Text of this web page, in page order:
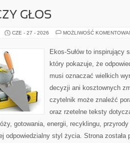
GŁOS
CZE - 27 - 2026 MOŻLIWOŚĆ
Ekos-Sułów to inspirujący
który pokazuje, że
musi oznaczać wielkich
decyzji ani kosztownych
czytelnik może znaleźć
oraz rzetelne teksty
gotowania, energii, recyklingu,
odpowiedzialny styl życia. Strona została